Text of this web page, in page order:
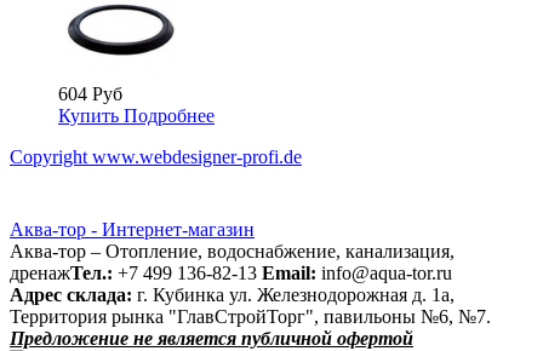
604 Руб
Купить Подробнее
Copyright www.webdesigner-profi.de
Аква-тор - Интернет-магазин
Аква-тор – Отопление, водоснабжение, канализация,
дренажТел.: +7 499 136-82-13 Email: info@aqua-tor.ru
Адрес склада: г. Кубинка ул. Железнодорожная д. 1а,
Территория рынка "ГлавСтройТорг", павильоны №6, №7.
Предложение не является публичной офертой